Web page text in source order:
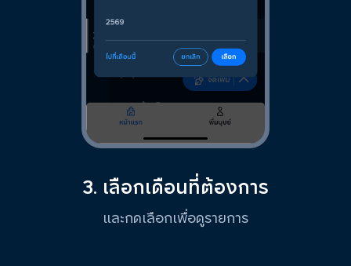
3. เลือกเดือนที่ต้องการ
และกดเลือกเพื่อดูรายการ